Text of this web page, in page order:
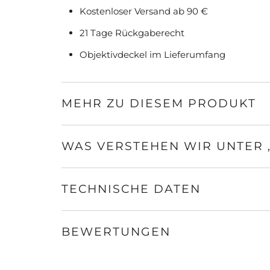
Kostenloser Versand ab 90 €
21 Tage Rückgaberecht
Objektivdeckel im Lieferumfang
MEHR ZU DIESEM PRODUKT
WAS VERSTEHEN WIR UNTER
TECHNISCHE DATEN
BEWERTUNGEN